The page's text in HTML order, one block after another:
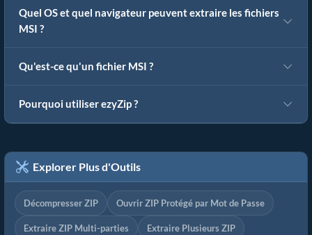
Quel OS et quel navigateur peuvent extraire les fichiers
MSI ?
Qu'est-ce qu'un fichier MSI ?
Pourquoi utiliser ezyZip ?
Explorer Plus d'Outils
Décompresser ZIP Ouvrir ZIP Protégé par Mot de Passe
Extraire ZIP Multi-parties Extraire Plusieurs ZIP